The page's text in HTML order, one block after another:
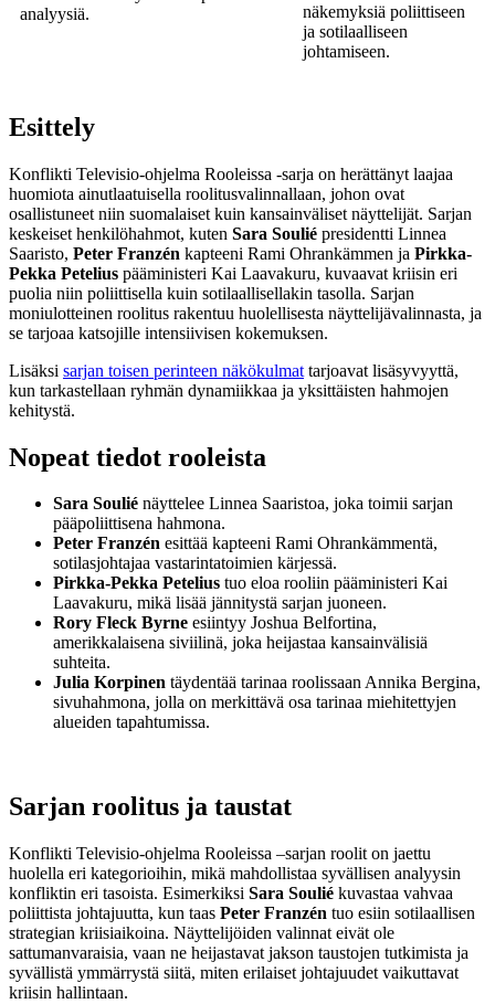
analyysiä.
näkemyksiä poliittiseen
ja sotilaalliseen
johtamiseen.
Esittely
Konflikti Televisio-ohjelma Rooleissa -sarja on herättänyt laajaa
huomiota ainutlaatuisella roolitusvalinnallaan, johon ovat
osallistuneet niin suomalaiset kuin kansainväliset näyttelijät. Sarjan
keskeiset henkilöhahmot, kuten Sara Soulié presidentti Linnea
Saaristo, Peter Franzén kapteeni Rami Ohrankämmen ja Pirkka-
Pekka Petelius pääministeri Kai Laavakuru, kuvaavat kriisin eri
puolia niin poliittisella kuin sotilaallisellakin tasolla. Sarjan
moniulotteinen roolitus rakentuu huolellisesta näyttelijävalinnasta, ja
se tarjoaa katsojille intensiivisen kokemuksen.
Lisäksi sarjan toisen perinteen näkökulmat tarjoavat lisäsyvyyttä,
kun tarkastellaan ryhmän dynamiikkaa ja yksittäisten hahmojen
kehitystä.
Nopeat tiedot rooleista
Sara Soulié näyttelee Linnea Saaristoa, joka toimii sarjan
pääpoliittisena hahmona.
Peter Franzén esittää kapteeni Rami Ohrankämmentä,
sotilasjohtajaa vastarintatoimien kärjessä.
Pirkka-Pekka Petelius tuo eloa rooliin pääministeri Kai
Laavakuru, mikä lisää jännitystä sarjan juoneen.
Rory Fleck Byrne esiintyy Joshua Belfortina,
amerikkalaisena siviilinä, joka heijastaa kansainvälisiä
suhteita.
Julia Korpinen täydentää tarinaa roolissaan Annika Bergina,
sivuhahmona, jolla on merkittävä osa tarinaa miehitettyjen
alueiden tapahtumissa.
Sarjan roolitus ja taustat
Konflikti Televisio-ohjelma Rooleissa –sarjan roolit on jaettu
huolella eri kategorioihin, mikä mahdollistaa syvällisen analyysin
konfliktin eri tasoista. Esimerkiksi Sara Soulié kuvastaa vahvaa
poliittista johtajuutta, kun taas Peter Franzén tuo esiin sotilaallisen
strategian kriisiaikoina. Näyttelijöiden valinnat eivät ole
sattumanvaraisia, vaan ne heijastavat jakson taustojen tutkimista ja
syvällistä ymmärrystä siitä, miten erilaiset johtajuudet vaikuttavat
kriisin hallintaan.